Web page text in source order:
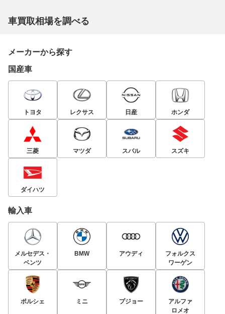
車買取相場を調べる
メーカーから探す
国産車
トヨタ レクサス 日産 ホンダ
三菱 マツダ スバル スズキ
ダイハツ
輸入車
メルセデス・
ベンツ
BMW アウディ
フォルクス
ワーゲン
ポルシェ ミニ プジョー
アルファ
ロメオ